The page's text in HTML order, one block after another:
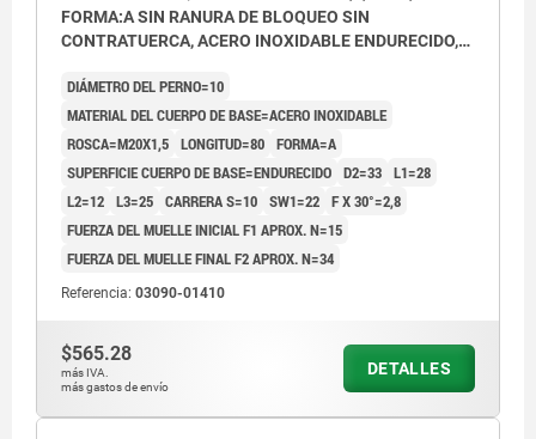
FORMA:A SIN RANURA DE BLOQUEO SIN
CONTRATUERCA, ACERO INOXIDABLE ENDURECIDO,
CUBIERTA:GRIS ATR. RAL7021
DIÁMETRO DEL PERNO=10
MATERIAL DEL CUERPO DE BASE=ACERO INOXIDABLE
ROSCA=M20X1,5 LONGITUD=80 FORMA=A
SUPERFICIE CUERPO DE BASE=ENDURECIDO D2=33 L1=28
L2=12 L3=25 CARRERA S=10 SW1=22 F X 30°=2,8
FUERZA DEL MUELLE INICIAL F1 APROX. N=15
FUERZA DEL MUELLE FINAL F2 APROX. N=34
Referencia: 03090-01410
$565.28
más IVA.
más gastos de envío
DETALLES